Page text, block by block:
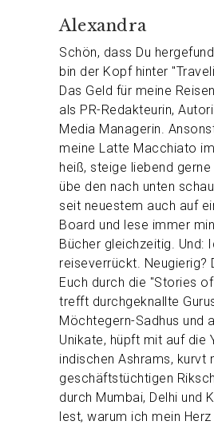
Alexandra
Schön, dass Du
bin der Kopf hinter
Das Geld für meine
als PR-Redakteurin,
Media Managerin.
meine Latte Macchiato
heiß, steige liebend gerne
übe den nach unten
seit neuestem auch auf
Board und lese immer
Bücher gleichzeitig. Und:
reiseverrückt. Neugierig?
Euch durch die "Stories
trefft durchgeknallte
Möchtegern-Sadhus und
Unikate, hüpft mit auf die
indischen Ashrams, kurvt
geschäftstüchtigen
durch Mumbai, Delhi und
lest, warum ich mein Herz